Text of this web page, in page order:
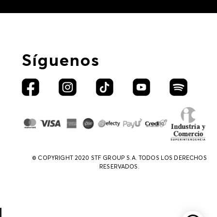
Síguenos
© COPYRIGHT 2020 STF GROUP S.A. TODOS LOS DERECHOS
RESERVADOS.